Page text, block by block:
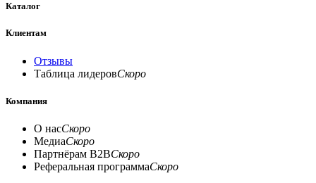
Каталог
Клиентам
Отзывы
Таблица лидеровСкоро
Компания
О насСкоро
МедиаСкоро
Партнёрам B2BСкоро
Реферальная программаСкоро